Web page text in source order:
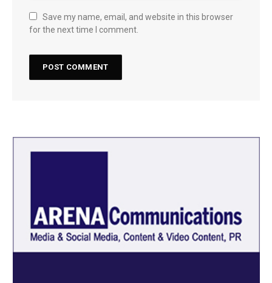
Save my name, email, and website in this browser
for the next time I comment.